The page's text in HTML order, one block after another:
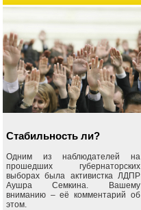
Стабильность ли?
Одним из наблюдателей на
прошедших губернаторских
выборах была активистка ЛДПР
Аушра Семкина. Вашему
вниманию – её комментарий об
этом.